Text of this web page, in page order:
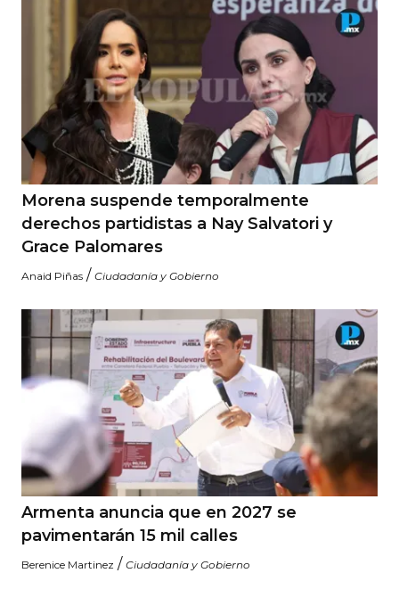
Morena suspende temporalmente
derechos partidistas a Nay Salvatori y
Grace Palomares
Anaid Piñas / Ciudadanía y Gobierno
Armenta anuncia que en 2027 se
pavimentarán 15 mil calles
Berenice Martinez / Ciudadanía y Gobierno